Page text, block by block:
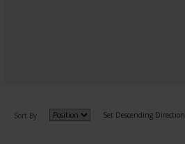
Sort By Set Descending Direction